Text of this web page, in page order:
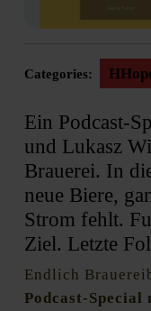
Categories:
Ein Podcast-
und Lukasz
Brauerei. In
neue Biere,
Strom fehlt.
Ziel. Letzte
Endlich
Podcast-Special